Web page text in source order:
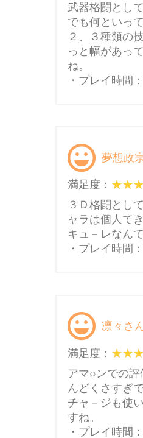
武器格闘とし
でも何といっ
２、３種類の
っと幅があっ
ね。
・プレイ時間
夢想政
満足度：
３Ｄ格闘とし
ャラは個人て
キュ－レなん
・プレイ時間
凛々さ
満足度：
アマ○ンでの
んどくさすぎ
チャ－ジも使
すね。
・プレイ時間